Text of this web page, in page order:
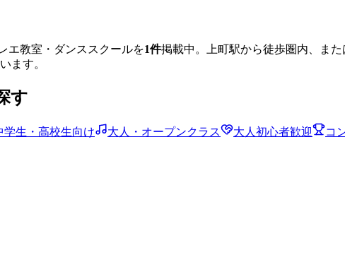
エ教室・ダンススクールを1件掲載中。 上町駅から徒歩圏内、また
ます。
す
学生・高校生向け 大人・オープンクラス 大人初心者歓迎 コ